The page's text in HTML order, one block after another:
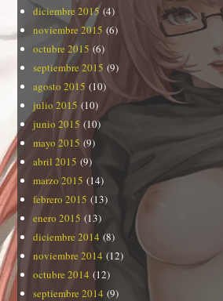
diciembre 2015(4)
noviembre 2015 (6)
octubre 2015 (6)
septiembre 2015 (9)
agosto 2015 (10)
julio 2015 (10)
junio 2015 (10)
mayo 2015 (9)
abril 2015 (9)
marzo 2015 (14)
febrero 2015 (13)
enero 2015 (13)
diciembre 2014 (8)
noviembre 2014 (12)
octubre 2014 (12)
septiembre 2014 (9)